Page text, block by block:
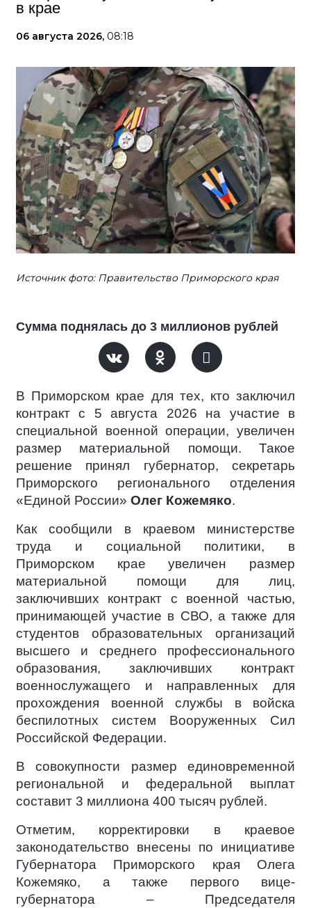
в крае
06 августа 2026, 08:18
Источник фото: Правительство Приморского края
Сумма поднялась до 3 миллионов рублей
В Приморском крае для тех, кто заключил
контракт c 5 августа 2026 на участие в
специальной военной операции, увеличен
размер материальной помощи. Такое
решение принял губернатор, секретарь
Приморского регионального отделения
«Единой России» Олег Кожемяко.
Как сообщили в краевом министерстве
труда и социальной политики, в
Приморском крае увеличен размер
материальной помощи для лиц,
заключивших контракт с военной частью,
принимающей участие в СВО, а также для
студентов образовательных организаций
высшего и среднего профессионального
образования, заключивших контракт
военнослужащего и направленных для
прохождения военной службы в войска
беспилотных систем Вооруженных Сил
Российской Федерации.
В совокупности размер единовременной
региональной и федеральной выплат
составит 3 миллиона 400 тысяч рублей.
Отметим, корректировки в краевое
законодательство внесены по инициативе
Губернатора Приморского края Олега
Кожемяко, а также первого вице-
губернатора – Председателя